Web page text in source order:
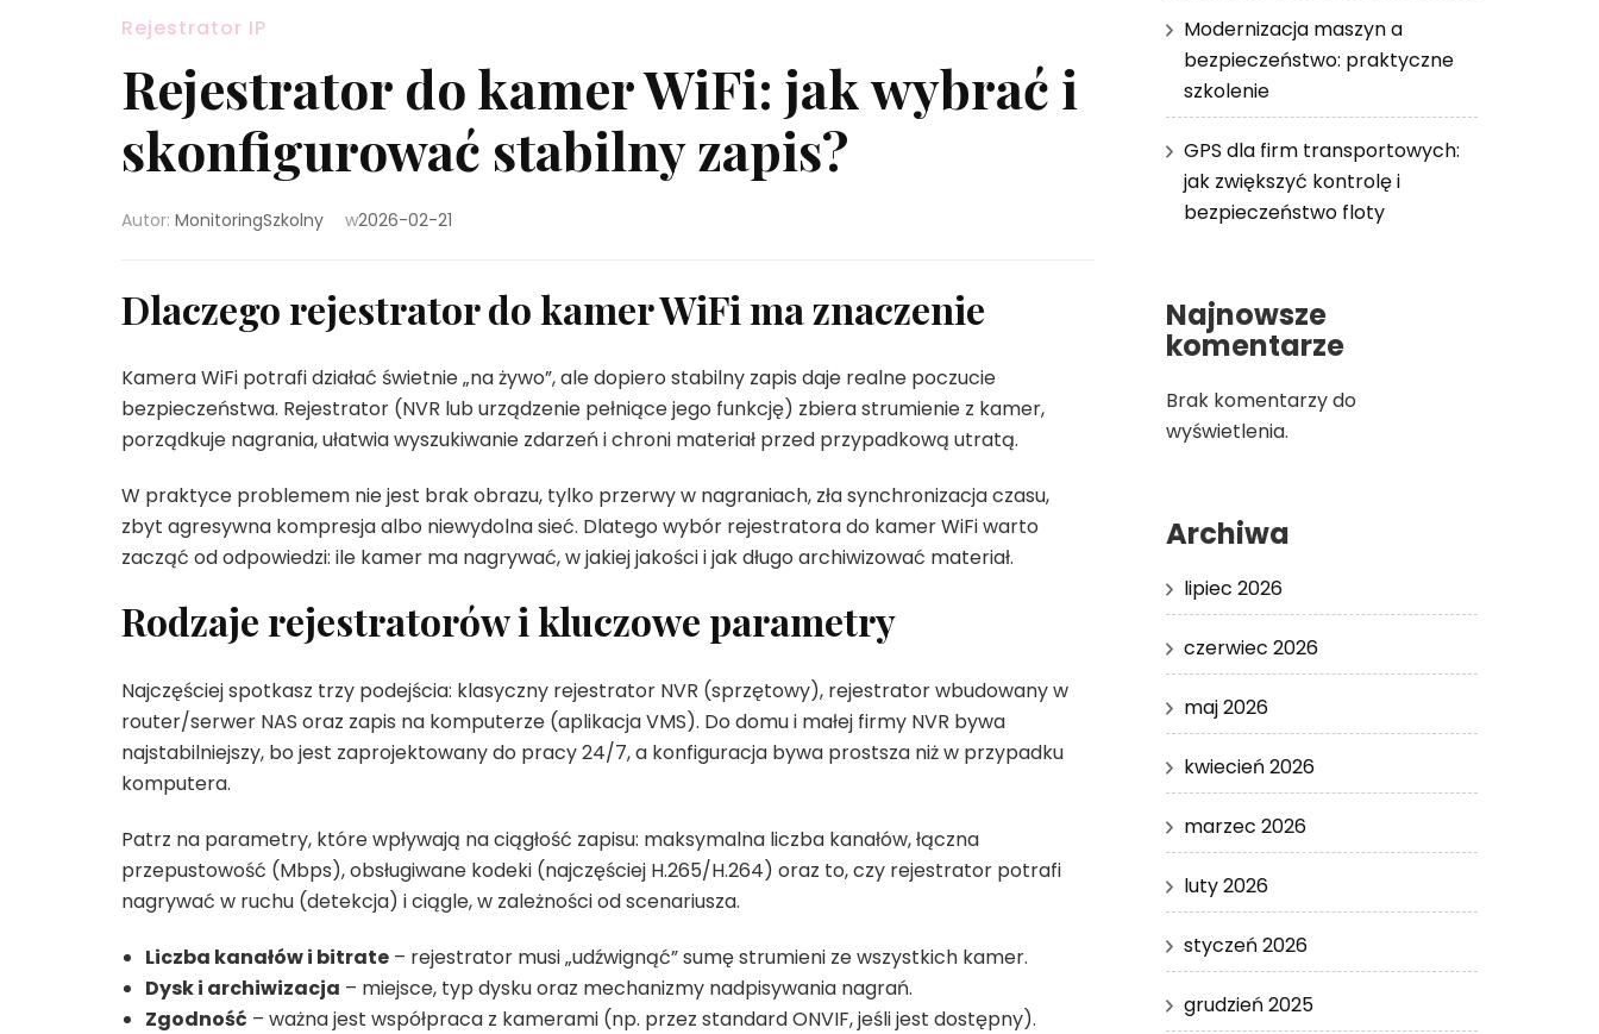
Rejestrator IP
Rejestrator do kamer WiFi: jak wybrać i
skonfigurować stabilny zapis?
Autor: MonitoringSzkolny w2026-02-21
Dlaczego rejestrator do kamer WiFi ma znaczenie
Kamera WiFi potrafi działać świetnie „na żywo”, ale dopiero stabilny zapis daje realne poczucie
bezpieczeństwa. Rejestrator (NVR lub urządzenie pełniące jego funkcję) zbiera strumienie z kamer,
porządkuje nagrania, ułatwia wyszukiwanie zdarzeń i chroni materiał przed przypadkową utratą.
W praktyce problemem nie jest brak obrazu, tylko przerwy w nagraniach, zła synchronizacja czasu,
zbyt agresywna kompresja albo niewydolna sieć. Dlatego wybór rejestratora do kamer WiFi warto
zacząć od odpowiedzi: ile kamer ma nagrywać, w jakiej jakości i jak długo archiwizować materiał.
Rodzaje rejestratorów i kluczowe parametry
Najczęściej spotkasz trzy podejścia: klasyczny rejestrator NVR (sprzętowy), rejestrator wbudowany w
router/serwer NAS oraz zapis na komputerze (aplikacja VMS). Do domu i małej firmy NVR bywa
najstabilniejszy, bo jest zaprojektowany do pracy 24/7, a konfiguracja bywa prostsza niż w przypadku
komputera.
Patrz na parametry, które wpływają na ciągłość zapisu: maksymalna liczba kanałów, łączna
przepustowość (Mbps), obsługiwane kodeki (najczęściej H.265/H.264) oraz to, czy rejestrator potrafi
nagrywać w ruchu (detekcja) i ciągle, w zależności od scenariusza.
Liczba kanałów i bitrate – rejestrator musi „udźwignąć” sumę strumieni ze wszystkich kamer.
Dysk i archiwizacja – miejsce, typ dysku oraz mechanizmy nadpisywania nagrań.
Zgodność – ważna jest współpraca z kamerami (np. przez standard ONVIF, jeśli jest dostępny).
Modernizacja maszyn a
bezpieczeństwo: praktyczne
szkolenie
GPS dla firm transportowych:
jak zwiększyć kontrolę i
bezpieczeństwo floty
Najnowsze
komentarze
Brak komentarzy do
wyświetlenia.
Archiwa
lipiec 2026
czerwiec 2026
maj 2026
kwiecień 2026
marzec 2026
luty 2026
styczeń 2026
grudzień 2025